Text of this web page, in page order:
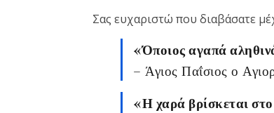
Σας ευχαριστώ που διαβάσατε
«Όποιος αγαπά
– Άγιος Παΐσιος ο
«Η χαρά βρίσκεται στο